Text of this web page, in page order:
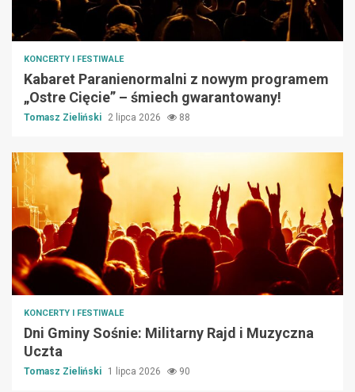
KONCERTY I FESTIWALE
Kabaret Paranienormalni z nowym programem
„Ostre Cięcie” – śmiech gwarantowany!
Tomasz Zieliński 2 lipca 2026 88
KONCERTY I FESTIWALE
Dni Gminy Sośnie: Militarny Rajd i Muzyczna
Uczta
Tomasz Zieliński 1 lipca 2026 90